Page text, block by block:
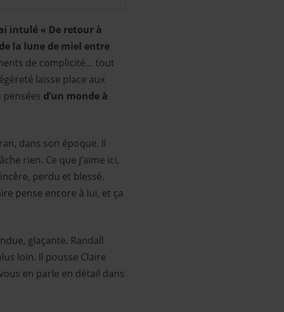
intulé « De retour à
la lune de miel entre
de complicité… tout
laisse place aux
d’un monde à
dans son époque. Il
rien. Ce que j’aime ici,
perdu et blessé.
pense encore à lui, et ça
glaçante. Randall
loin. Il pousse Claire
en parle en détail dans